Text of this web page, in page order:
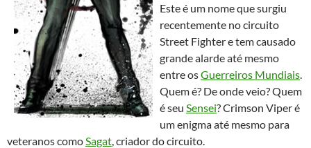
Este é um nome que surgiu
recentemente no circuito
Street Fighter e tem causado
grande alarde até mesmo
entre osGuerreiros Mundiais.
Quem é? De onde veio? Quem
é seu Sensei? Crimson Viper é
um enigma até mesmo para
veteranos comoSagat, criador do circuito.